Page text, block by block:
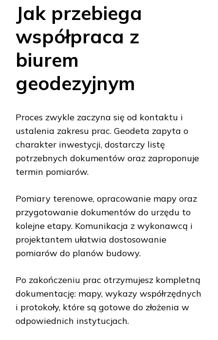
Jak przebiega
współpraca z
biurem
geodezyjnym
Proces zwykle zaczyna się od kontaktu i
ustalenia zakresu prac. Geodeta zapyta o
charakter inwestycji, dostarczy listę
potrzebnych dokumentów oraz zaproponuje
termin pomiarów.
Pomiary terenowe, opracowanie mapy oraz
przygotowanie dokumentów do urzędu to
kolejne etapy. Komunikacja z wykonawcą i
projektantem ułatwia dostosowanie
pomiarów do planów budowy.
Po zakończeniu prac otrzymujesz kompletną
dokumentację: mapy, wykazy współrzędnych
i protokoły, które są gotowe do złożenia w
odpowiednich instytucjach.